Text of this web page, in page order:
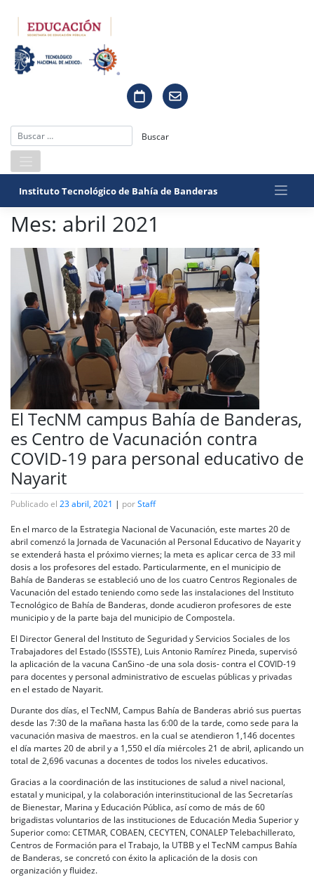
contenido
Instituto Tecnológico de Bahía de Banderas
Mes: abril 2021
El TecNM campus Bahía de Banderas,
es Centro de Vacunación contra
COVID-19 para personal educativo de
Nayarit
Publicado el 23 abril, 2021 | porStaff
En el marco de la Estrategia Nacional de Vacunación, este martes 20 de
abril comenzó la Jornada de Vacunación al Personal Educativo de Nayarit y
se extenderá hasta el próximo viernes; la meta es aplicar cerca de 33 mil
dosis a los profesores del estado. Particularmente, en el municipio de
Bahía de Banderas se estableció uno de los cuatro Centros Regionales de
Vacunación del estado teniendo como sede las instalaciones del Instituto
Tecnológico de Bahía de Banderas, donde acudieron profesores de este
municipio y de la parte baja del municipio de Compostela.
El Director General del Instituto de Seguridad y Servicios Sociales de los
Trabajadores del Estado (ISSSTE), Luis Antonio Ramírez Pineda, supervisó
la aplicación de la vacuna CanSino -de una sola dosis- contra el COVID-19
para docentes y personal administrativo de escuelas públicas y privadas
en el estado de Nayarit.
Durante dos días, el TecNM, Campus Bahía de Banderas abrió sus puertas
desde las 7:30 de la mañana hasta las 6:00 de la tarde, como sede para la
vacunación masiva de maestros. en la cual se atendieron 1,146 docentes
el día martes 20 de abril y a 1,550 el día miércoles 21 de abril, aplicando un
total de 2,696 vacunas a docentes de todos los niveles educativos.
Gracias a la coordinación de las instituciones de salud a nivel nacional,
estatal y municipal, y la colaboración interinstitucional de las Secretarías
de Bienestar, Marina y Educación Pública, así como de más de 60
brigadistas voluntarios de las instituciones de Educación Media Superior y
Superior como: CETMAR, COBAEN, CECYTEN, CONALEP Telebachillerato,
Centros de Formación para el Trabajo, la UTBB y el TecNM campus Bahía
de Banderas, se concretó con éxito la aplicación de la dosis con
organización y fluidez.